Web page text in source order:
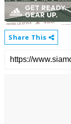
Share This